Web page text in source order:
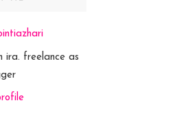
ira. freelance as